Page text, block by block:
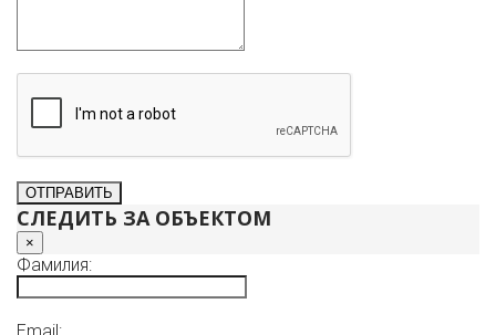
СЛЕДИТЬ ЗА ОБЪЕКТОМ
×
Фамилия:
Email: